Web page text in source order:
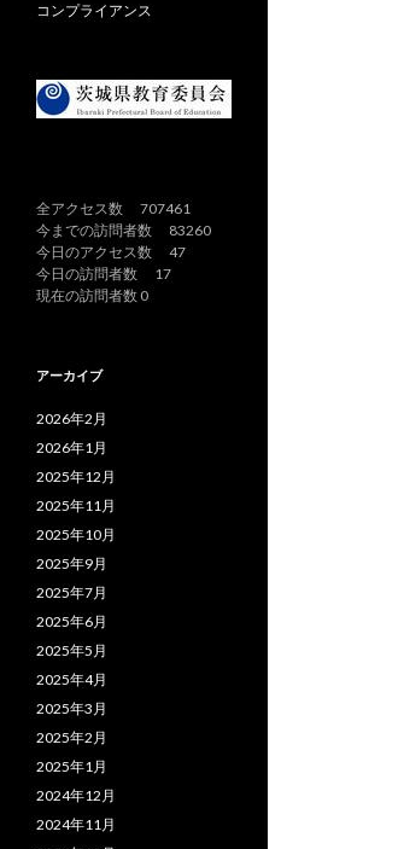
コンプライアンス
全アクセス数 707461
今までの訪問者数 83260
今日のアクセス数 47
今日の訪問者数 17
現在の訪問者数 0
アーカイブ
2026年2月
2026年1月
2025年12月
2025年11月
2025年10月
2025年9月
2025年7月
2025年6月
2025年5月
2025年4月
2025年3月
2025年2月
2025年1月
2024年12月
2024年11月